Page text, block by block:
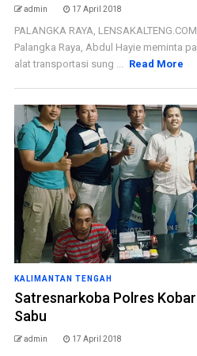
admin 17 April 2018
PALANGKA RAYA,
Palangka Raya, Abdul Hayie meminta
alat transportasi sung ... Read More
KALIMANTAN TENGAH
Satresnarkoba Polres
Sabu
admin 17 April 2018